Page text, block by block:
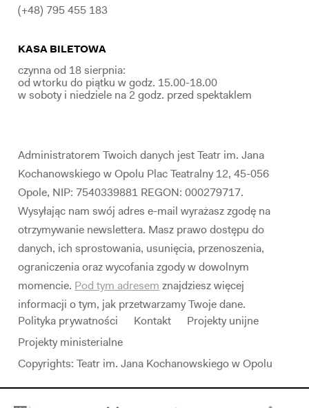
(+48) 795 455 183
KASA BILETOWA
czynna od 18 sierpnia:
od wtorku do piątku w godz. 15.00-18.00
w soboty i niedziele na 2 godz. przed spektaklem
Administratorem Twoich danych jest Teatr im. Jana
Kochanowskiego w Opolu Plac Teatralny 12, 45-056
Opole, NIP: 7540339881 REGON: 000279717.
Wysyłając nam swój adres e-mail wyrażasz zgodę na
otrzymywanie newslettera. Masz prawo dostępu do
danych, ich sprostowania, usunięcia, przenoszenia,
ograniczenia oraz wycofania zgody w dowolnym
momencie. Pod tym adresem znajdziesz więcej
informacji o tym, jak przetwarzamy Twoje dane.
Polityka prywatności
Kontakt
Projekty unijne
Projekty ministerialne
Copyrights: Teatr im. Jana Kochanowskiego w Opolu